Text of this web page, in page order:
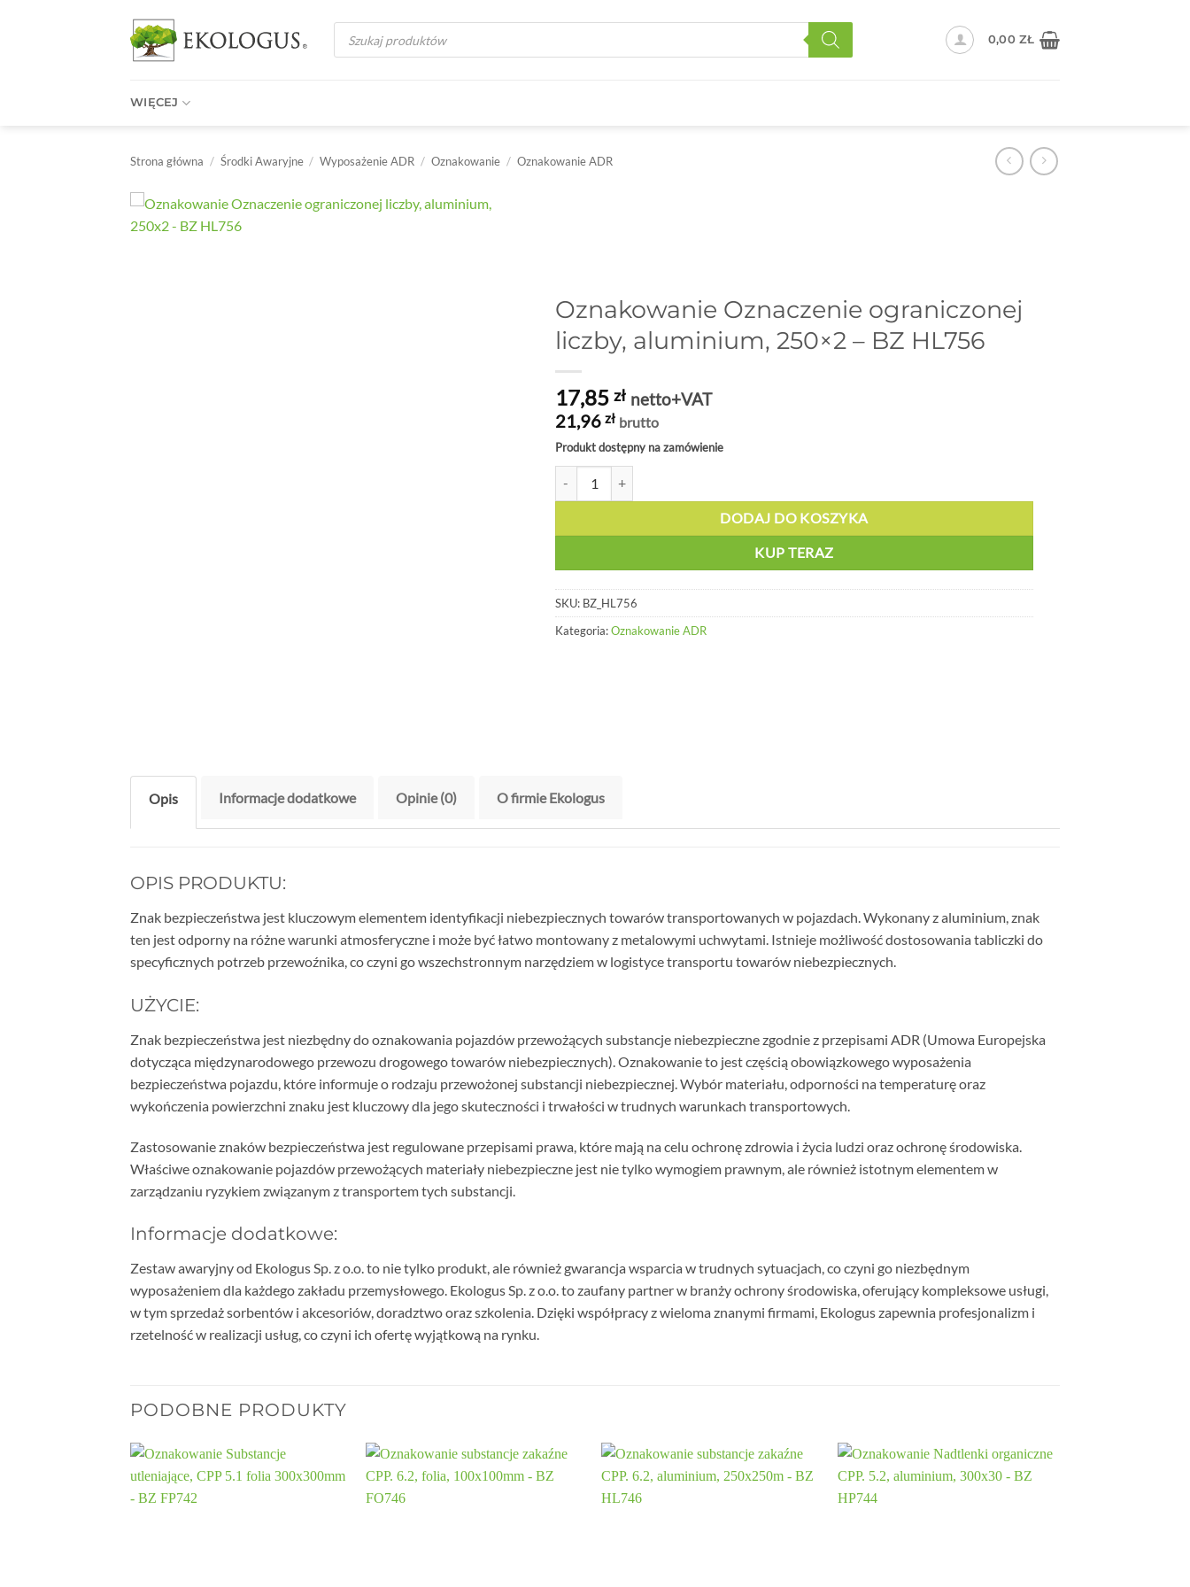
Wyszukiwarka
produktów
0,00ZŁ
WIĘCEJ
Strona główna / Środki Awaryjne / Wyposażenie ADR / Oznakowanie / Oznakowanie ADR
Oznakowanie Oznaczenie ograniczonej
liczby, aluminium, 250×2 – BZ HL756
17,85 zł netto+VAT
21,96 zł brutto
Produkt dostępny na zamówienie
DODAJ DO KOSZYKA
KUP TERAZ
SKU: BZ_HL756
Kategoria:Oznakowanie ADR
Opis Informacje dodatkowe Opinie (0) O firmie Ekologus
OPIS PRODUKTU:
Znak bezpieczeństwa jest kluczowym elementem identyfikacji niebezpiecznych towarów transportowanych w pojazdach. Wykonany z aluminium, znak
ten jest odporny na różne warunki atmosferyczne i może być łatwo montowany z metalowymi uchwytami. Istnieje możliwość dostosowania tabliczki do
specyficznych potrzeb przewoźnika, co czyni go wszechstronnym narzędziem w logistyce transportu towarów niebezpiecznych.
UŻYCIE:
Znak bezpieczeństwa jest niezbędny do oznakowania pojazdów przewożących substancje niebezpieczne zgodnie z przepisami ADR (Umowa Europejska
dotycząca międzynarodowego przewozu drogowego towarów niebezpiecznych). Oznakowanie to jest częścią obowiązkowego wyposażenia
bezpieczeństwa pojazdu, które informuje o rodzaju przewożonej substancji niebezpiecznej. Wybór materiału, odporności na temperaturę oraz
wykończenia powierzchni znaku jest kluczowy dla jego skuteczności i trwałości w trudnych warunkach transportowych.
Zastosowanie znaków bezpieczeństwa jest regulowane przepisami prawa, które mają na celu ochronę zdrowia i życia ludzi oraz ochronę środowiska.
Właściwe oznakowanie pojazdów przewożących materiały niebezpieczne jest nie tylko wymogiem prawnym, ale również istotnym elementem w
zarządzaniu ryzykiem związanym z transportem tych substancji.
Informacje dodatkowe:
Zestaw awaryjny od Ekologus Sp. z o.o. to nie tylko produkt, ale również gwarancja wsparcia w trudnych sytuacjach, co czyni go niezbędnym
wyposażeniem dla każdego zakładu przemysłowego. Ekologus Sp. z o.o. to zaufany partner w branży ochrony środowiska, oferujący kompleksowe usługi,
w tym sprzedaż sorbentów i akcesoriów, doradztwo oraz szkolenia. Dzięki współpracy z wieloma znanymi firmami, Ekologus zapewnia profesjonalizm i
rzetelność w realizacji usług, co czyni ich ofertę wyjątkową na rynku.
PODOBNE PRODUKTY